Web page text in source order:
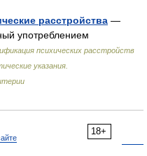
расстройства —
употреблением
психических расстройств
указания.
18+